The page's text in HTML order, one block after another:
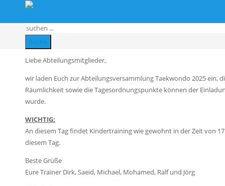
Am Montag, den 24. März
Abteilungsversammlung
Liebe Abteilungsmitglieder,
wir laden Euch zur Abteilungsversammlung Taekwondo 2025 ein,
Räumlichkeit sowie die Tagesordnungspunkte können der
wurde.
WICHTIG:
An diesem Tag findet Kindertraining wie gewohnt in der Zeit von
diesem Tag.
Beste Grüße
Eure Trainer Dirk, Saeid, Michael, Mohamed, Ralf und Jörg